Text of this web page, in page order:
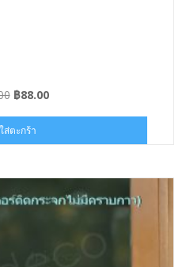
Original
was:
฿160.00.
฿88.00Current
฿88.00.
ส่ตะกร้า